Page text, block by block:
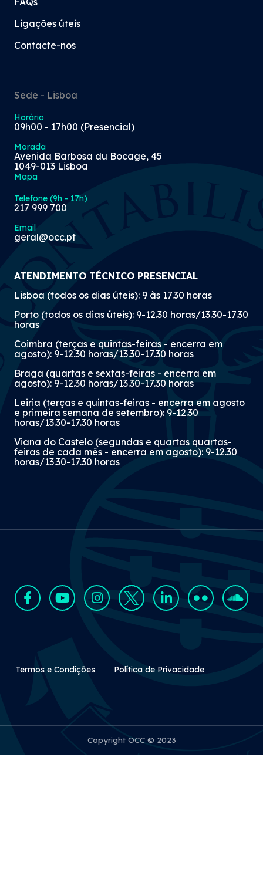
Ligações úteis
Contacte-nos
Sede - Lisboa
Horário
09h00 - 17h00 (Presencial)
Morada
Avenida Barbosa du Bocage, 45
1049-013 Lisboa
Mapa
Telefone (9h - 17h)
217 999 700
Email
geral@occ.pt
ATENDIMENTO TÉCNICO PRESENCIAL
Lisboa (todos os dias úteis): 9 às 17.30 horas
Porto (todos os dias úteis): 9-12.30 horas/13.30-17.30
horas
Coimbra (terças e quintas-feiras - encerra em
agosto): 9-12.30 horas/13.30-17.30 horas
Braga (quartas e sextas-feiras - encerra em
agosto): 9-12.30 horas/13.30-17.30 horas
Leiria (terças e quintas-feiras - encerra em agosto
e primeira semana de setembro): 9-12.30
horas/13.30-17.30 horas
Viana do Castelo (segundas e quartas quartas-
feiras de cada mês - encerra em agosto): 9-12.30
horas/13.30-17.30 horas
Rodapé Secundário
Termos e Condições Política de Privacidade
Copyright OCC © 2023